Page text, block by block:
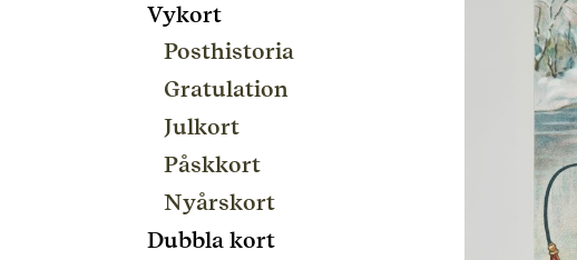
Vykort
Posthistoria
Gratulation
Julkort
Påskkort
Nyårskort
Dubbla kort